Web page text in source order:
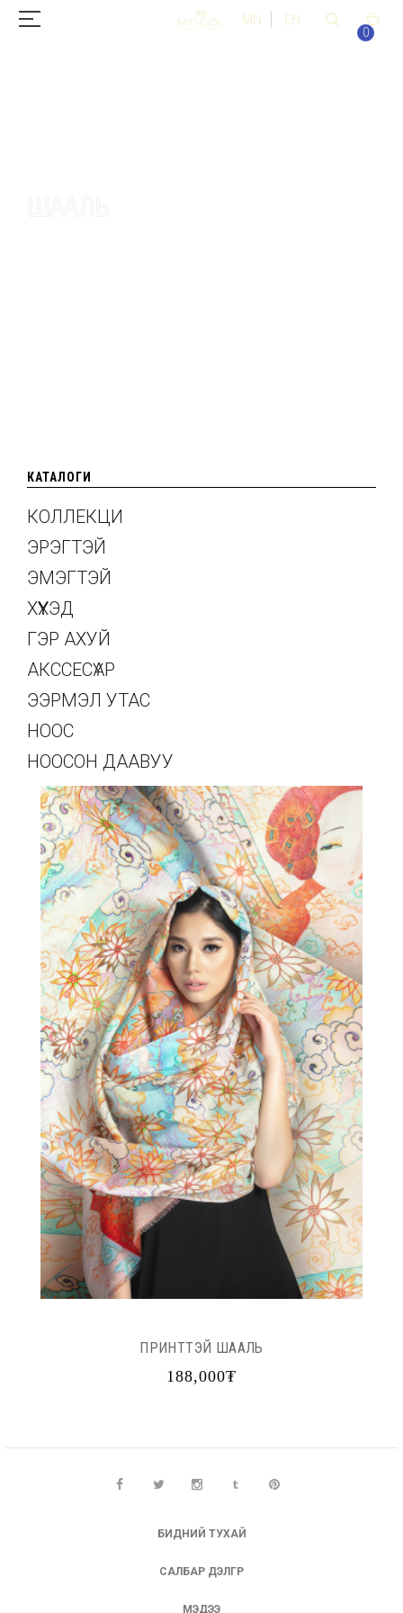
MN
EN
0
КАТАЛОГИ
КОЛЛЕКЦИ
ЭРЭГТЭЙ
ЭМЭГТЭЙ
ХҮҮХЭД
ГЭР АХУЙ
АКССЕСҮАР
ЭЭРМЭЛ УТАС
НООС
НООСОН ДААВУУ
ПРИНТТЭЙ ШААЛЬ
188,000₮
БИДНИЙ ТУХАЙ
САЛБАР ДЭЛГҮҮР
МЭДЭЭ